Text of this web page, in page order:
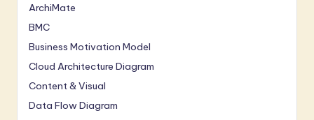
ArchiMate
BMC
Business Motivation Model
Cloud Architecture Diagram
Content & Visual
Data Flow Diagram